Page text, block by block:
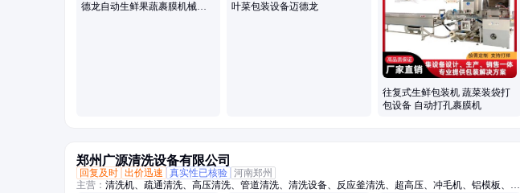
德龙自动生鲜果蔬裹膜机械设
叶菜包装设备迈德龙
往复式生鲜包装机 蔬菜装袋打
包设备 自动打孔裹膜机
郑州广源清洗设备有限公司
回复及时 出价迅速 真实性已核验 河南郑州
主营： 清洗机、疏通清洗、高压清洗、管道清洗、清洗设备、反应釜清洗、超高压、冲毛机、铝模板、拉